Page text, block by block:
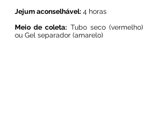
Jejum aconselhável: 4 horas
Meio de coleta: Tubo seco (vermelho)
ou Gel separador (amarelo)